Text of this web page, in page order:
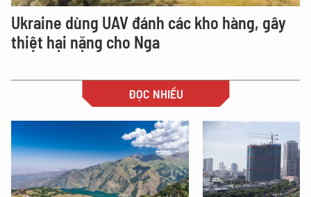
Ukraine dùng UAV đánh các kho hàng, gây
thiệt hại nặng cho Nga
ĐỌC NHIỀU